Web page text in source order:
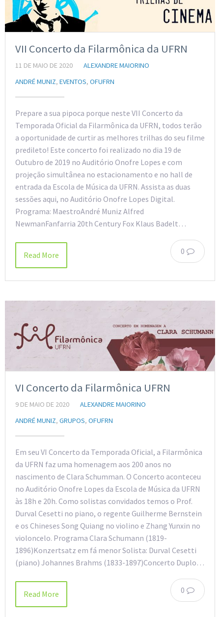
VII Concerto da Filarmônica da UFRN
11 DE MAIO DE 2020
ALEXANDRE MAIORINO
ANDRÉ MUNIZ, EVENTOS, OFUFRN
Prepare a sua pipoca porque neste VII Concerto da
Temporada Oficial da Filarmônica da UFRN, todos terão
a oportunidade de curtir as melhores trilhas do seu filme
predileto! Este concerto foi realizado no dia 19 de
Outubro de 2019 no Auditório Onofre Lopes e com
projeção simultânea no estacionamento e no hall de
entrada da Escola de Música da UFRN. Assista as duas
sessões aqui, no Auditório Onofre Lopes Digital.
Programa: MaestroAndré Muniz Alfred
NewmanFanfarria 20th Century Fox Klaus Badelt…
0
Read More
VI Concerto da Filarmônica UFRN
9 DE MAIO DE 2020
ALEXANDRE MAIORINO
ANDRÉ MUNIZ, GRUPOS, OFUFRN
Em seu VI Concerto da Temporada Oficial, a Filarmônica
da UFRN faz uma homenagem aos 200 anos no
nascimento de Clara Schumman. O Concerto aconteceu
no Auditório Onofre Lopes da Escola de Música da UFRN
às 18h e 20h. Como solistas convidados temos o Prof.
Durval Cesetti no piano, o regente Guilherme Bernstein
e os Chineses Song Quiang no violino e Zhang Yunxin no
violoncelo. Programa Clara Schumann (1819-
1896)Konzertsatz em fá menor Solista: Durval Cesetti
(piano) Johannes Brahms (1833-1897)Concerto Duplo…
0
Read More